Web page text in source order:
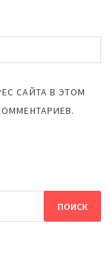
САЙТА В ЭТОМ